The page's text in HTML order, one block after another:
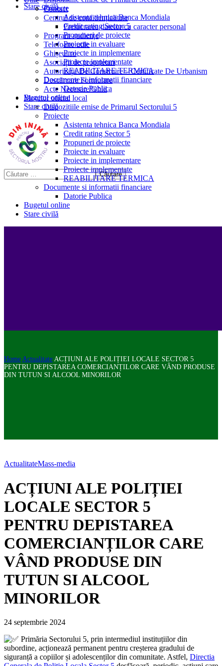
Stare civilă
Proiecte
Asistenta tehnica Banca Mondiala
Credit rating Sector 5
Propuneri de proiecte
Proiecte in evaluare
Proiecte in implementare
Proiecte implementate
REABILITARE TERMICA
Documente si informatii financiare
Datorie Publica
Bugetul online
Stare civilă
Contact
Centrul de confidențialitate
Prelucrarea datelor cu caracter personal
Program audiențe
Telefoane utile
Ghișeul.ro
Asociații de proprietari
Autorizații De Construire – Certificate De Urbanism
Descărcare Formulare
Acte Necesare/Ghid
Monitor oficial local
Dispozitiile emise de Primarul Sectorului 5
Proiecte
Asistenta tehnica Banca Mondiala
Credit rating Sector 5
Propuneri de proiecte
Proiecte in evaluare
Proiecte in implementare
Proiecte implementate
REABILITARE TERMICA
Documente si informatii financiare
Datorie Publica
Bugetul online
Stare civilă
Home Actualitate ACȚIUNI ALE POLIȚIEI LOCALE SECTOR 5
PENTRU DEPISTAREA COMERCIANȚILOR CARE VÂND PRODUSE
DIN TUTUN SI ALCOOL MINORILOR
ActualitateMass-media
ACȚIUNI ALE POLIȚIEI
LOCALE SECTOR 5
PENTRU DEPISTAREA
COMERCIANȚILOR CARE
VÂND PRODUSE DIN
TUTUN SI ALCOOL
MINORILOR
24 septembrie 2024
Primăria Sectorului 5, prin intermediul instituțiilor din
subordine, acționează permanent pentru creșterea gradului de
siguranță a copiilor și adolescenților din comunitate. Astfel, Directia